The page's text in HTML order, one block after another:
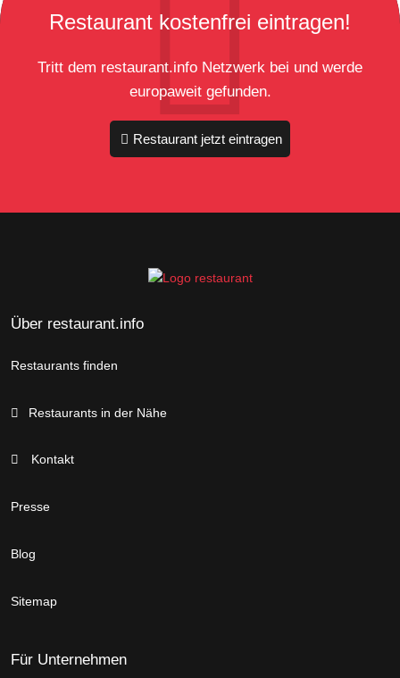
Restaurant kostenfrei eintragen!
Tritt dem restaurant.info Netzwerk bei und werde
europaweit gefunden.
Restaurant jetzt eintragen
Über restaurant.info
Restaurants finden
Restaurants in der Nähe
Kontakt
Presse
Blog
Sitemap
Für Unternehmen